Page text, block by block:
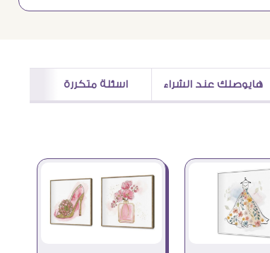
هايوصلك عند الشراء اسئلة متكررة